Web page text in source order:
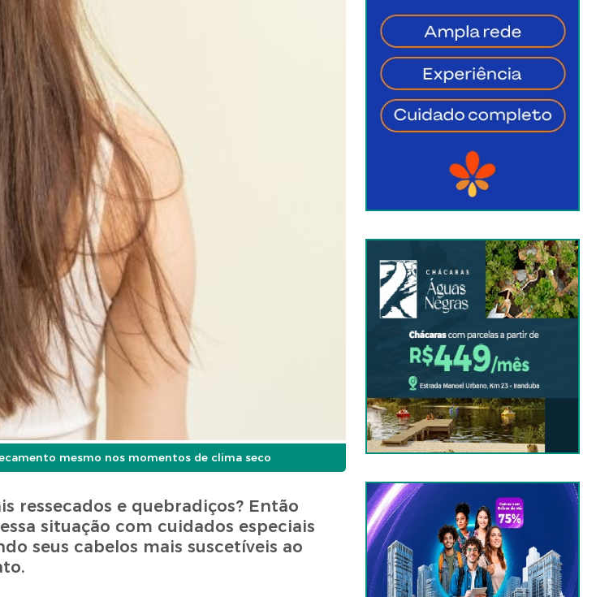
mesmo nos momentos de clima seco
ressecados e quebradiços? Então
situação com cuidados especiais
seus cabelos mais suscetíveis ao